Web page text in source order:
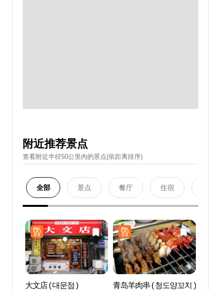
附近推荐景点
查看附近半径50公里內的景点(依距离排序)
全部 景点 餐厅 住宿
大文店 ( 대문점 ) 青岛羊肉串 ( 청도양꼬치 )